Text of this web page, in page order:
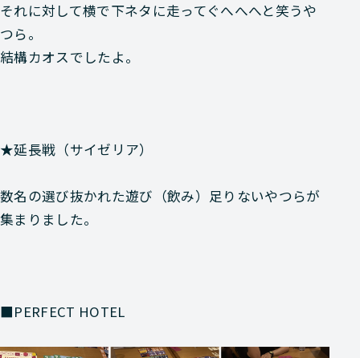
それに対して横で下ネタに走ってぐへへへと笑うや
つら。
結構カオスでしたよ。
★延長戦（サイゼリア）
数名の選び抜かれた遊び（飲み）足りないやつらが
集まりました。
■PERFECT HOTEL